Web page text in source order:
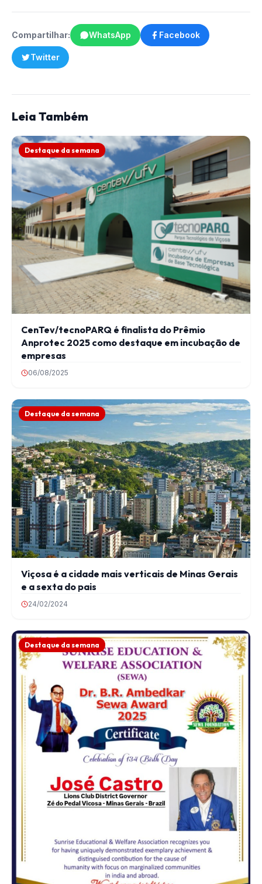
Compartilhar: WhatsApp Facebook
Twitter
Leia Também
Destaque da semana
CenTev/tecnoPARQ é finalista do Prêmio
Anprotec 2025 como destaque em incubação de
empresas
06/08/2025
Destaque da semana
Viçosa é a cidade mais verticais de Minas Gerais
e a sexta do pais
24/02/2024
Destaque da semana